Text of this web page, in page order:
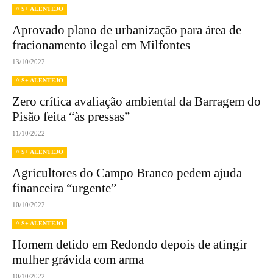
// S+ ALENTEJO
Aprovado plano de urbanização para área de
fracionamento ilegal em Milfontes
13/10/2022
// S+ ALENTEJO
Zero crítica avaliação ambiental da Barragem do
Pisão feita “às pressas”
11/10/2022
// S+ ALENTEJO
Agricultores do Campo Branco pedem ajuda
financeira “urgente”
10/10/2022
// S+ ALENTEJO
Homem detido em Redondo depois de atingir
mulher grávida com arma
10/10/2022